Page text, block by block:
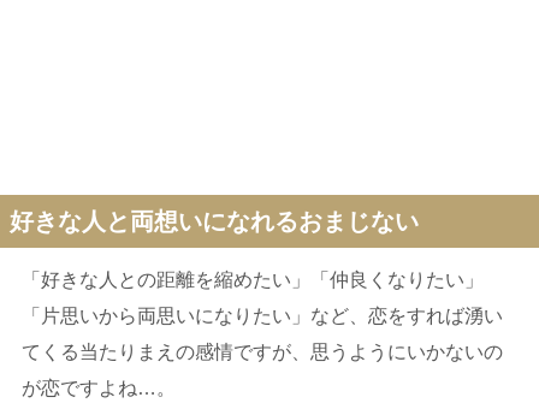
好きな人と両想いになれるおまじない
「好きな人との距離を縮めたい」「仲良くなりたい」
「片思いから両思いになりたい」など、恋をすれば湧い
てくる当たりまえの感情ですが、思うようにいかないの
が恋ですよね…。